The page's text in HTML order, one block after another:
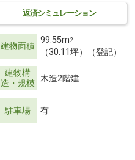
返済シミュレーション
建物面積
99.55m2
（30.11坪）（登記）
建物構
造・規模 木造2階建
駐車場 有